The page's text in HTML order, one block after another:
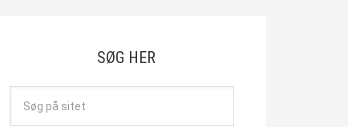
SØG HER